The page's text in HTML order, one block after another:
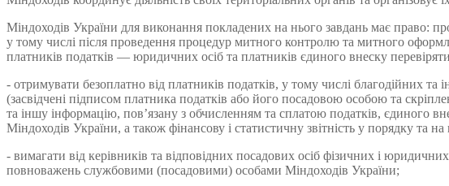
Міндоходів України для виконання покладених на нього завдань має право:
у тому числі після проведення процедур митного контролю та митного
платників податків — юридичних осіб та платників єдиного внеску
- отримувати безоплатно від платників податків, у тому числі благодійних
(засвідчені підписом платника податків або його посадовою особою та
та іншу інформацію, пов’язану з обчисленням та сплатою податків, єдиного
Міндоходів України, а також фінансову і статистичну звітність у порядку та
- вимагати від керівників та відповідних посадових осіб фізичних і
повноважень службовими (посадовими) особами Міндоходів України;